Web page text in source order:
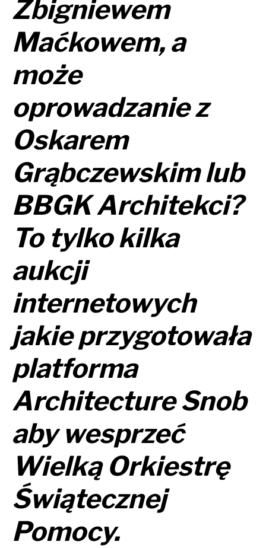
Zbigniewem
Maćkowem, a
może
oprowadzanie z
Oskarem
Grąbczewskim lub
BBGK Architekci?
To tylko kilka
aukcji
internetowych
jakie przygotowała
platforma
Architecture Snob
aby wesprzeć
Wielką Orkiestrę
Świątecznej
Pomocy.